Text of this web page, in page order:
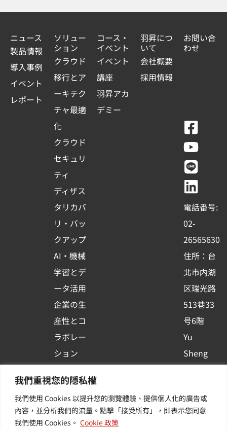
我們重視您的隱私權
我們使用 Cookies 以提升您的瀏覽體驗、提供個人化的廣告或
內容，並分析我們的流量。點擊「接受所有」，即表示您同意
我們使用 Cookies。 Cookie 政策
ニュース
製品情報
導入事例
イベント
レポート
ソリュー
ション
クラウド
移行とア
ーキテク
チャ最適
化
クラウド
セキュリ
ティ
ディザス
タリカバ
リ・バッ
クアップ
AI・機械
学習とデ
ータ活用
企業の生
産性とコ
ラボレー
ション
プラット
フォーム
活用
コース・
イベント
イベント
講座
羽昇アカ
デミー
羽昇につ
いて
会社概要
採用情報
お問い合
わせ
F
a
c
e
b
o
o
k
-
s
q
u
a
r
e
Y
o
u
t
u
b
e
L
i
n
e
L
i
n
k
e
d
i
n
電話番号:
02-
26565630
住所：台
北市内湖
区瑞光路
513巷33
号6階
Yu
Sheng
| 最新の
イベント